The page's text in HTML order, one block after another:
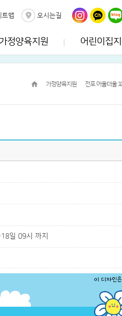
트맵 오시는길
가정양육지원 어린이집
가정양육지원 전포 어울더울
일 09시 까지